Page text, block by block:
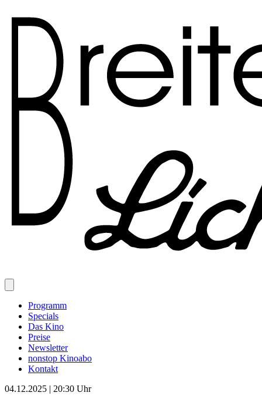
Programm
Specials
Das Kino
Preise
Newsletter
nonstop Kinoabo
Kontakt
04.12.2025 | 20:30 Uhr